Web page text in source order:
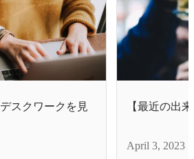
スクワークを見
【最近の出
April 3, 2023